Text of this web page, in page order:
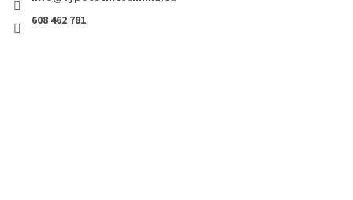
608 462 781